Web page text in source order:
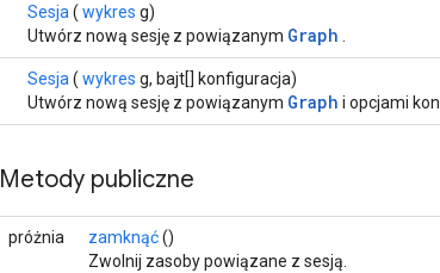
Sesja ( wykres g)
Utwórz nową sesję z powiązanym Graph
Sesja ( wykres g, bajt[] konfiguracja)
Utwórz nową sesję z powiązanym Graph i opcjami
Metody publiczne
próżnia zamknąć()
Zwolnij zasoby powiązane z sesją.